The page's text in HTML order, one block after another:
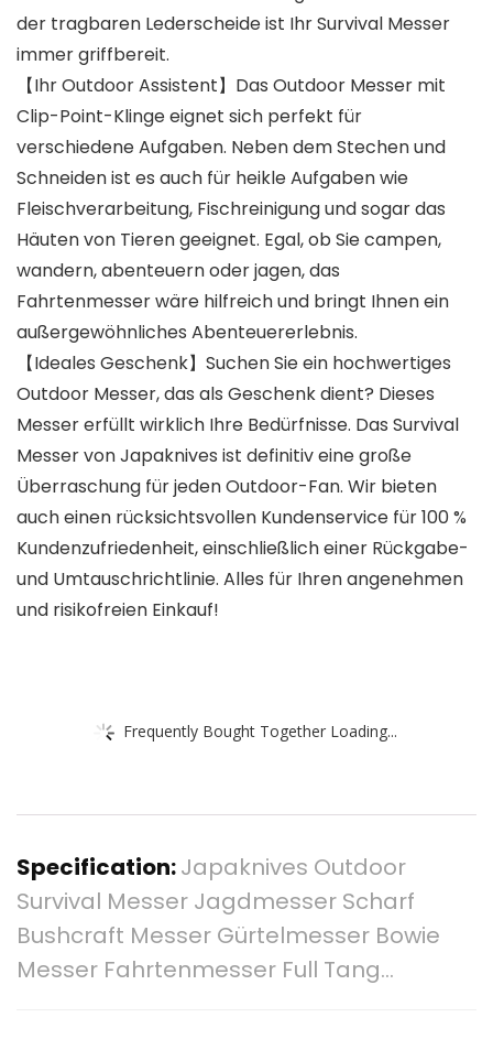
der tragbaren Lederscheide ist Ihr Survival Messer
immer griffbereit.
【Ihr Outdoor Assistent】Das Outdoor Messer mit
Clip-Point-Klinge eignet sich perfekt für
verschiedene Aufgaben. Neben dem Stechen und
Schneiden ist es auch für heikle Aufgaben wie
Fleischverarbeitung, Fischreinigung und sogar das
Häuten von Tieren geeignet. Egal, ob Sie campen,
wandern, abenteuern oder jagen, das
Fahrtenmesser wäre hilfreich und bringt Ihnen ein
außergewöhnliches Abenteuererlebnis.
【Ideales Geschenk】Suchen Sie ein hochwertiges
Outdoor Messer, das als Geschenk dient? Dieses
Messer erfüllt wirklich Ihre Bedürfnisse. Das Survival
Messer von Japaknives ist definitiv eine große
Überraschung für jeden Outdoor-Fan. Wir bieten
auch einen rücksichtsvollen Kundenservice für 100 %
Kundenzufriedenheit, einschließlich einer Rückgabe-
und Umtauschrichtlinie. Alles für Ihren angenehmen
und risikofreien Einkauf!
Frequently Bought Together Loading...
Specification:Japaknives Outdoor
Survival Messer Jagdmesser Scharf
Bushcraft Messer Gürtelmesser Bowie
Messer Fahrtenmesser Full Tang…